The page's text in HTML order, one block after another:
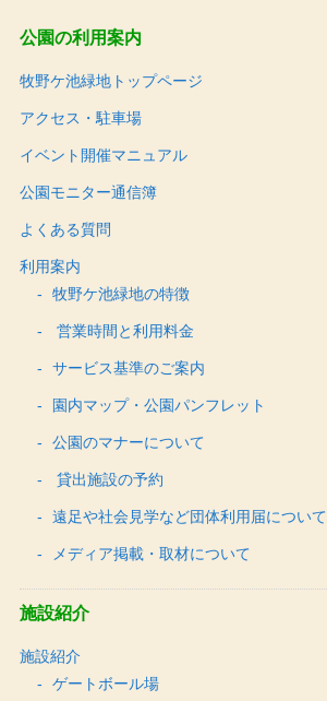
公園の利用案内
牧野ケ池緑地トップページ
アクセス・駐車場
イベント開催マニュアル
公園モニター通信簿
よくある質問
利用案内
牧野ケ池緑地の特徴
営業時間と利用料金
サービス基準のご案内
園内マップ・公園パンフレット
公園のマナーについて
貸出施設の予約
遠足や社会見学など団体利用届について
メディア掲載・取材について
施設紹介
施設紹介
ゲートボール場